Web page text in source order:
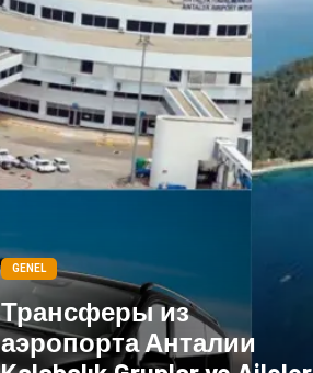
GENEL
Трансферы из
аэропорта Анталии